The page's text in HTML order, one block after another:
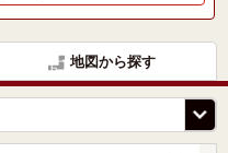
地図から探す